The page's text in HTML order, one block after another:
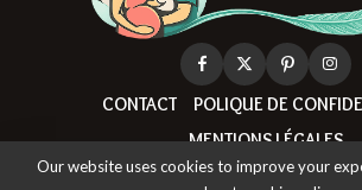
CONTACT
POLIQUE DE
MENTIONS LÉGALES
Our website uses cookies to improve your